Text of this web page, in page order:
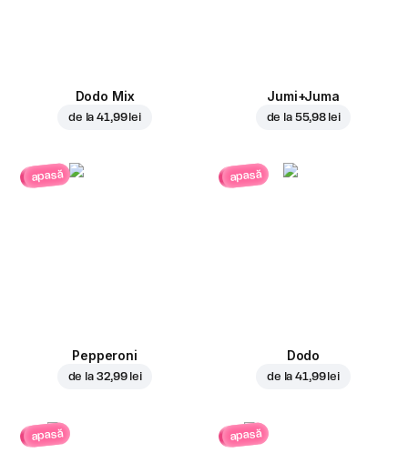
Dodo Mix
de la41,99 lei
Jumi+Juma
de la 55,98 lei
apasă
Pepperoni
de la 32,99 lei
apasă
Dodo
de la41,99 lei
apasă apasă